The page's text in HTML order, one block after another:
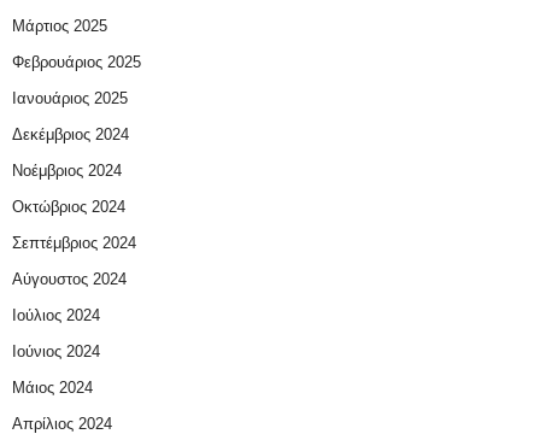
Μάρτιος 2025
Φεβρουάριος 2025
Ιανουάριος 2025
Δεκέμβριος 2024
Νοέμβριος 2024
Οκτώβριος 2024
Σεπτέμβριος 2024
Αύγουστος 2024
Ιούλιος 2024
Ιούνιος 2024
Μάιος 2024
Απρίλιος 2024